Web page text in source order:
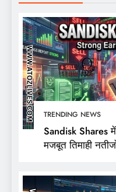
TRENDING NEWS
Sandisk Shares में
मजबूत तिमाही